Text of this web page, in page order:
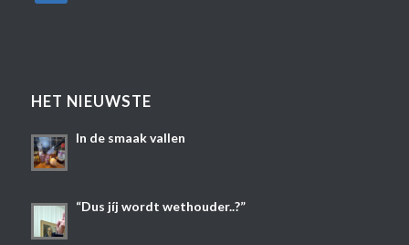
HET NIEUWSTE
In de smaak vallen
“Dus jíj wordt wethouder..?”